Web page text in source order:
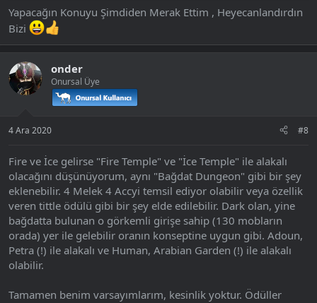
Sırf bu konuyu hazırlamak için üye oldum cidden. Kartları görünce
mutlu oldum
Yapacağın Konuyu Şimdiden Merak Ettim , Heyecanlandırdın
Bizi
onder
Onursal Üye
4 Ara 2020 #8
Fire ve İce gelirse "Fire Temple" ve "İce Temple" ile alakalı
olacağını düşünüyorum, aynı "Bağdat Dungeon" gibi bir şey
eklenebilir. 4 Melek 4 Accyi temsil ediyor olabilir veya özellik
veren tittle ödülü gibi bir şey elde edilebilir. Dark olan, yine
bağdatta bulunan o görkemli girişe sahip (130 mobların
orada) yer ile gelebilir oranın konseptine uygun gibi. Adoun,
Petra (!) ile alakalı ve Human, Arabian Garden (!) ile alakalı
olabilir.
Tamamen benim varsayımlarım, kesinlik yoktur. Ödüller